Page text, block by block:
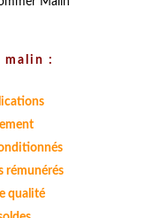
malin :
rémunérés
qualité